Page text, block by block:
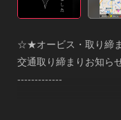
☆★オービス・取り締
交通取り締まりお知
-------------
有料版がいまだけ360